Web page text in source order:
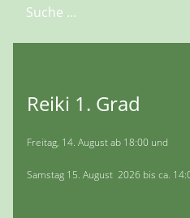
Reiki 1. Grad
Freitag, 14. August ab 18:00 und
Samstag 15. August 2026 bis ca.